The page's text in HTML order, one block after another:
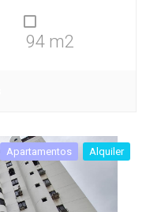
94 m2
Apartamentos Alquiler